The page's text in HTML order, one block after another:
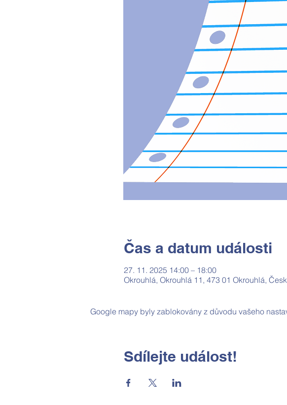
Čas a datum události
27. 11. 2025 14:00 – 18:00
Okrouhlá, Okrouhlá 11, 473 01 Okrouhlá,
Google mapy byly zablokovány z důvodu vašeho
Sdílejte událost!